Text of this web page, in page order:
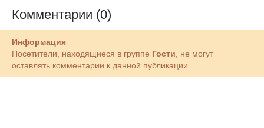
Комментарии (0)
Информация
Посетители, находящиеся в группе Гости, не могут
оставлять комментарии к данной публикации.